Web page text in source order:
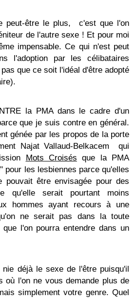
peut-être le plus, c'est que l'on
de l'autre sexe ! Et pour moi
impensable. Ce qui n'est peut
l'adoption par les célibataires
que ce soit l'idéal d'être adopté
la PMA dans le cadre d'un
que je suis contre en général.
génée par les propos de la porte
Najat Vallaud-Belkacem qui
Mots Croisés que la PMA
pour les lesbiennes parce qu'elles
pouvait être envisagée pour des
qu'elle serait pourtant moins
hommes ayant recours à une
ne serait pas dans la toute
que l'on pourra entendre dans un
déjà le sexe de l'êtrepuisqu'il
où l'on ne vous demande plus de
simplement votre genre. Quel